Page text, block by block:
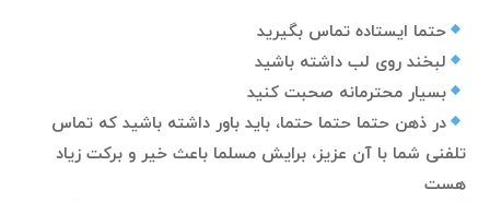
حتما ایستاده تماس بگیرید
لبخند روی لب داشته باشید
بسیار محترمانه صحبت کنید
در ذهن حتما حتما حتما، باید باور داشته باشید که تماس
تلفنی شما با آن عزیز، برایش مسلما باعث خیر و برکت زیاد
هست